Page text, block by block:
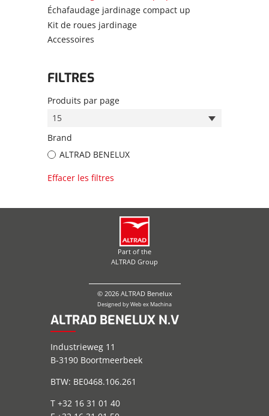
Échafaudage jardinage compact up
Kit de roues jardinage
Accessoires
FILTRES
Produits par page
15
Brand
ALTRAD BENELUX
Effacer les filtres
Part of the
ALTRAD Group
© 2026 ALTRAD Benelux
Designed byWeb ex Machina
ALTRAD BENELUX N.V
Industrieweg 11
B-3190 Boortmeerbeek
BTW: BE0468.106.261
T +32 16 31 01 40